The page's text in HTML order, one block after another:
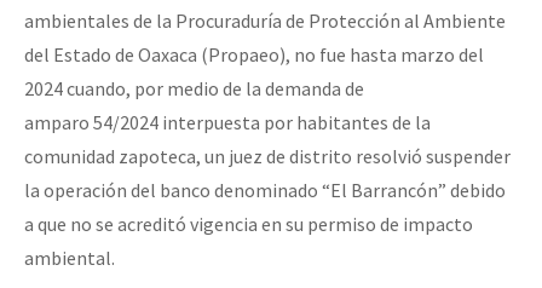
Medios Libres
COVID-19
Eventos
Contacto
ambientales de la Procuraduría de Protección al Ambiente
del Estado de Oaxaca (Propaeo), no fue hasta marzo del
2024 cuando, por medio de la demanda de
amparo 54/2024 interpuesta por habitantes de la
comunidad zapoteca, un juez de distrito resolvió suspender
la operación del banco denominado “El Barrancón” debido
a que no se acreditó vigencia en su permiso de impacto
ambiental.